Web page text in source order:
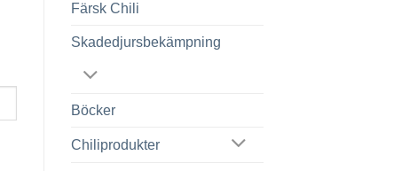
Färsk Chili
Skadedjursbekämpning
Böcker
Chiliprodukter